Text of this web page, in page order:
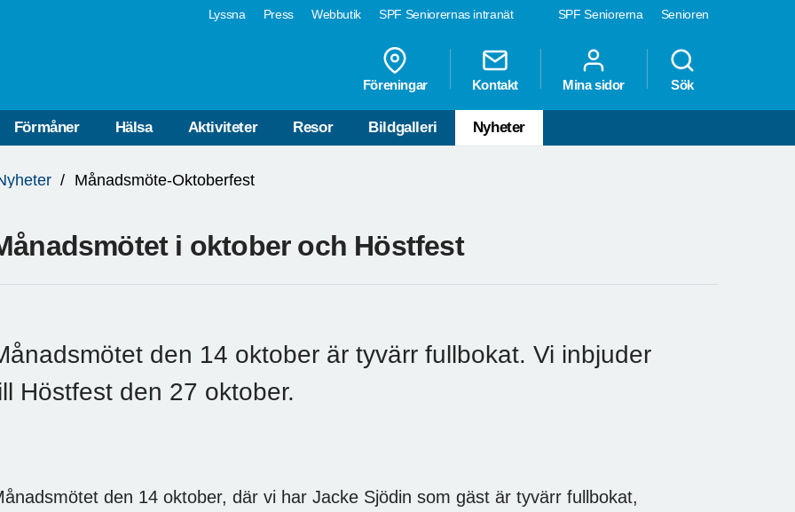
SPF Seniorerna Senioren
Lyssna Press Webbutik SPF Seniorernas intranät
Föreningar Kontakt Mina sidor Sök
Förmåner Hälsa Aktiviteter Resor Bildgalleri Nyheter
Månadsmöte-Oktoberfest
i oktober och Höstfest
den 14 oktober är tyvärr fullbokat. Vi inbjuder
Höstfest den 27 oktober.
den 14 oktober, där vi har Jacke Sjödin som gäst är tyvärr fullbokat,